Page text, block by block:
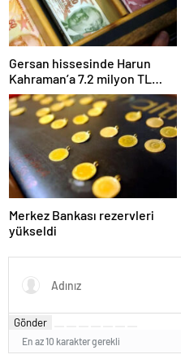
Gersan hissesinde Harun
Kahraman’a 7.2 milyon TL
para cezası
Merkez Bankası rezervleri
yükseldi
Gönder
En az 10 karakter gerekli